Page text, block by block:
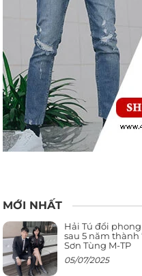
MỚI NHẤT
Hải Tú đổi
sau 5 năm thành
Sơn Tùng M-TP
05/07/2025